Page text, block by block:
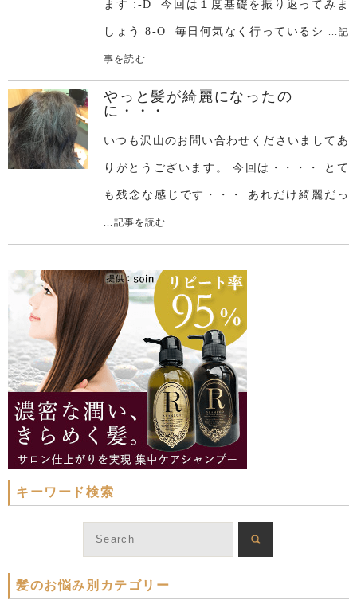
ます :-D 今回は１度基礎を振り返ってみま
しょう 8-O 毎日何気なく行っているシ ...記
事を読む
やっと髪が綺麗になったの
に・・・
いつも沢山のお問い合わせくださいましてあ
りがとうございます。 今回は・・・・ とて
も残念な感じです・・・ あれだけ綺麗だっ
...記事を読む
キーワード検索
髪のお悩み別カテゴリー